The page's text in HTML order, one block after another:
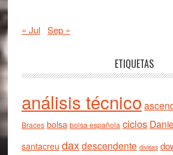
« Jul Sep »
ETIQUETAS
análisis técnico
Braces bolsa bolsa española ciclos
santacreu daxdescendente divisas